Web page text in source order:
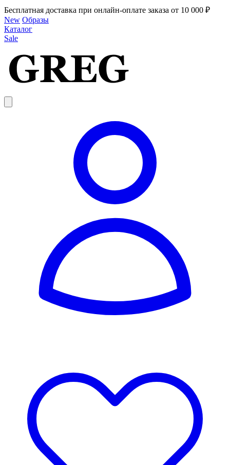
Бесплатная доставка при онлайн-оплате заказа от 10 000 ₽
New Образы
Каталог
Sale